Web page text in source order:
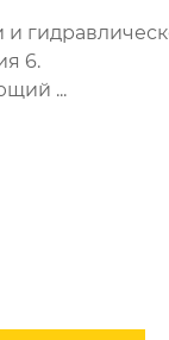
6.
...